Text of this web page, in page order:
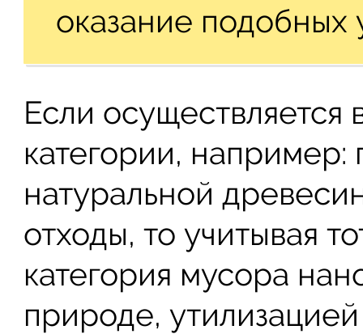
оказание подобных
Если осуществляется
категории,
натуральной
отходы, то учитывая
категория мусора
природе,